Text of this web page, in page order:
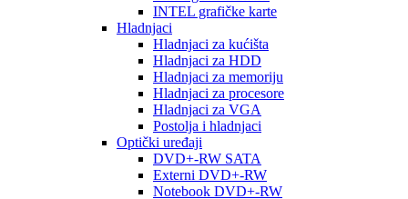
INTEL grafičke karte
Hladnjaci
Hladnjaci za kućišta
Hladnjaci za HDD
Hladnjaci za memoriju
Hladnjaci za procesore
Hladnjaci za VGA
Postolja i hladnjaci
Optički uređaji
DVD+-RW SATA
Externi DVD+-RW
Notebook DVD+-RW